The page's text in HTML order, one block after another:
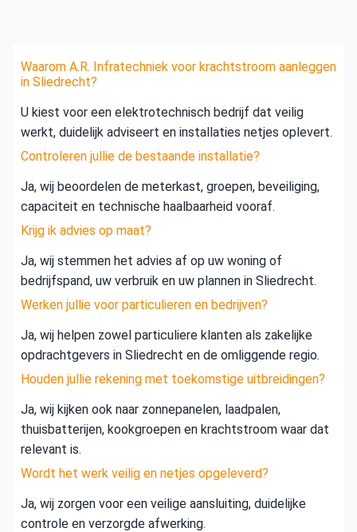
Waarom A.R. Infratechniek voor krachtstroom aanleggen
in Sliedrecht?
U kiest voor een elektrotechnisch bedrijf dat veilig
werkt, duidelijk adviseert en installaties netjes oplevert.
Controleren jullie de bestaande installatie?
Ja, wij beoordelen de meterkast, groepen, beveiliging,
capaciteit en technische haalbaarheid vooraf.
Krijg ik advies op maat?
Ja, wij stemmen het advies af op uw woning of
bedrijfspand, uw verbruik en uw plannen in Sliedrecht.
Werken jullie voor particulieren en bedrijven?
Ja, wij helpen zowel particuliere klanten als zakelijke
opdrachtgevers in Sliedrecht en de omliggende regio.
Houden jullie rekening met toekomstige uitbreidingen?
Ja, wij kijken ook naar zonnepanelen, laadpalen,
thuisbatterijen, kookgroepen en krachtstroom waar dat
relevant is.
Wordt het werk veilig en netjes opgeleverd?
Ja, wij zorgen voor een veilige aansluiting, duidelijke
controle en verzorgde afwerking.